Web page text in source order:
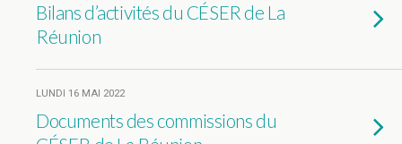
Bilans d’activités du CÉSER de La
Réunion
LUNDI 16 MAI 2022
Documents des commissions du